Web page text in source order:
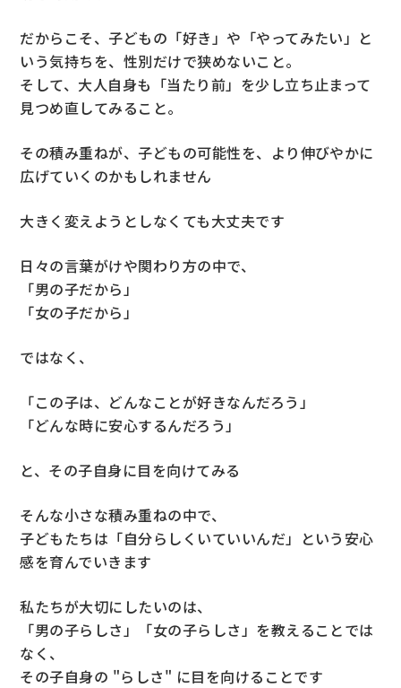
だからこそ、子どもの「好き」や「やってみたい」と
いう気持ちを、性別だけで狭めないこと。
そして、大人自身も「当たり前」を少し立ち止まって
見つめ直してみること。
その積み重ねが、子どもの可能性を、より伸びやかに
広げていくのかもしれません
大きく変えようとしなくても大丈夫です
日々の言葉がけや関わり方の中で、
「男の子だから」
「女の子だから」
ではなく、
「この子は、どんなことが好きなんだろう」
「どんな時に安心するんだろう」
と、その子自身に目を向けてみる
そんな小さな積み重ねの中で、
子どもたちは「自分らしくいていいんだ」という安心
感を育んでいきます
私たちが大切にしたいのは、
「男の子らしさ」「女の子らしさ」を教えることでは
なく、
その子自身の "らしさ" に目を向けることです